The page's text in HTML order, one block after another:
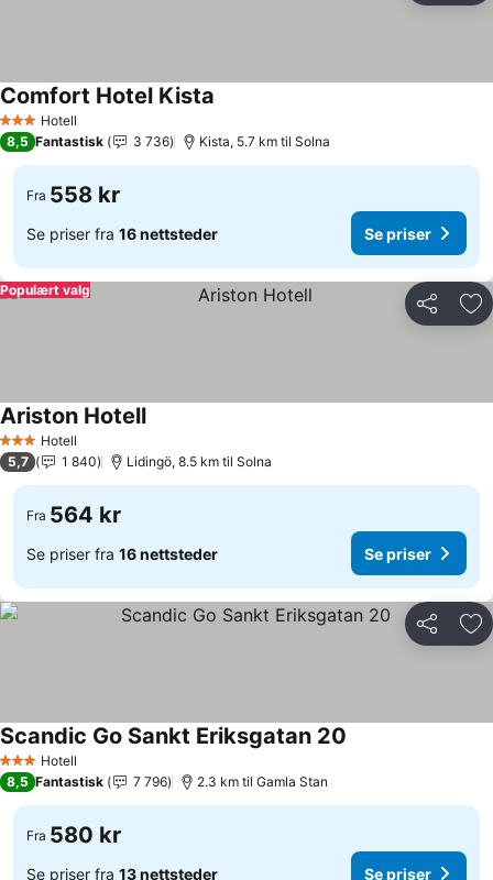
3 StjernerHotell
Comfort Hotel Kista
8,5 Fantastisk 3 736 Kista, 5.7 km til Solna
Fra 558 kr
Se priser fra 16 nettsteder Se priser
Del
Populært valg
3 StjernerHotell
Ariston HotellSe priser
5,7 1 840 Lidingö, 8.5 km til Solna
Fra 564 kr
Se priser fra 16 nettsteder Se priser
Del
3 StjernerHotell
Scandic Go Sankt Eriksgatan 20
8,5 Fantastisk 7 796 2.3 km til Gamla Stan
Fra 580 kr
Se priser fra 13 nettsteder Se priser